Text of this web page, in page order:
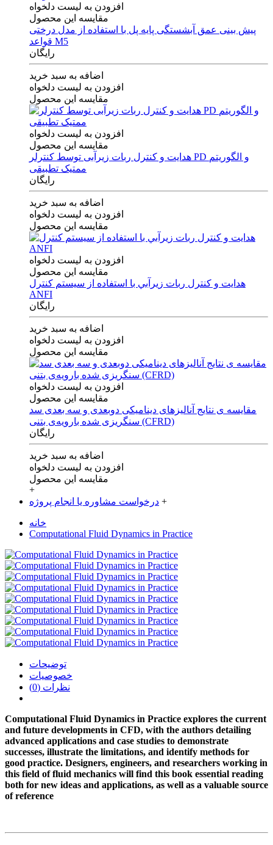
افزودن به لیست دلخواه
مقایسه این محصول
پیش بینی عمق آبشستگی پایه پل با استفاده از مدل درختی
قواعد M5
رایگان
اضافه به سبد خرید
افزودن به لیست دلخواه
مقایسه این محصول
افزودن به لیست دلخواه
مقایسه این محصول
هدایت و کنترل ربات زیرآبی توسط کنترلر PD و الگوریتم
ممتیک تطبیقی
رایگان
اضافه به سبد خرید
افزودن به لیست دلخواه
مقایسه این محصول
افزودن به لیست دلخواه
مقایسه این محصول
هدايت و كنترل ربات زيرآبي با استفاده از سيستم كنترل
ANFI
رایگان
اضافه به سبد خرید
افزودن به لیست دلخواه
مقایسه این محصول
افزودن به لیست دلخواه
مقایسه این محصول
مقایسه ی‌ نتایج آنالیزهای‌ دینامیکی‌ دوبعدی‌ و‌ سه بعدی‌ سد
سنگریزی‌ شده با‌رویه‌ی‌ بتنی‌ (CFRD)
رایگان
اضافه به سبد خرید
افزودن به لیست دلخواه
مقایسه این محصول
+
درخواست مشاوره یا انجام پروژه +
خانه
Computational Fluid Dynamics in Practice
توضیحات
خصوصیات
نظرات (0)
Computational Fluid Dynamics in Practice explores the current
and future developments in CFD, with the authors detailing
advanced applications and case studies to demonstrate
successes, illustrate the limitations, and identify methods for
good practice. Designers, engineers, and researchers working in
this field of fluid mechanics will find this book essential reading
both for new ideas and applications, as well as a valuable source
of reference